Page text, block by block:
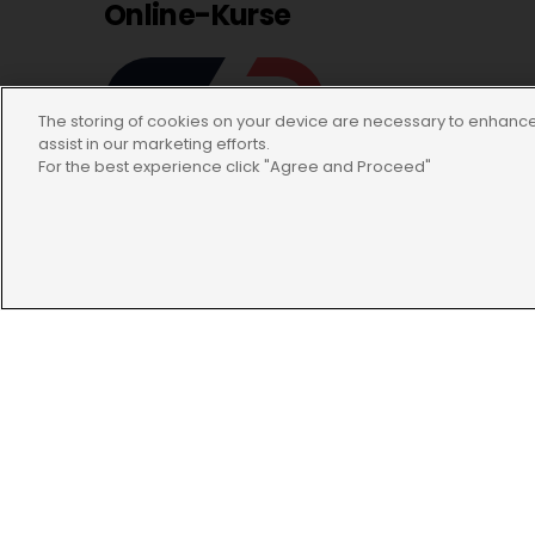
Online-Kurse
The storing of cookies on your device are necessary to
assist in our marketing efforts.
For the best experience click "Agree and Proceed"